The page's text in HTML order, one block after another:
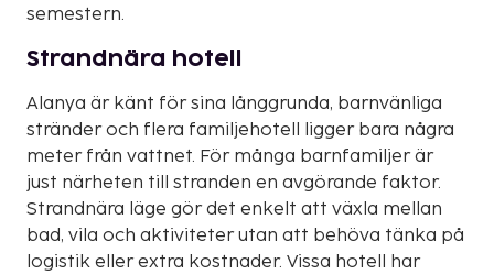
semestern.
Strandnära hotell
Alanya är känt för sina långgrunda, barnvänliga
stränder och flera familjehotell ligger bara några
meter från vattnet. För många barnfamiljer är
just närheten till stranden en avgörande faktor.
Strandnära läge gör det enkelt att växla mellan
bad, vila och aktiviteter utan att behöva tänka på
logistik eller extra kostnader. Vissa hotell har